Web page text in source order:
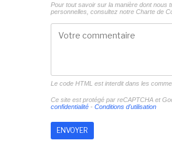
Pour tout savoir sur la manière dont nous
personnelles, consultez notre Charte de
Le code HTML est interdit dans les
Ce site est protégé par reCAPTCHA et
confidentialité- Conditions d'utilisation